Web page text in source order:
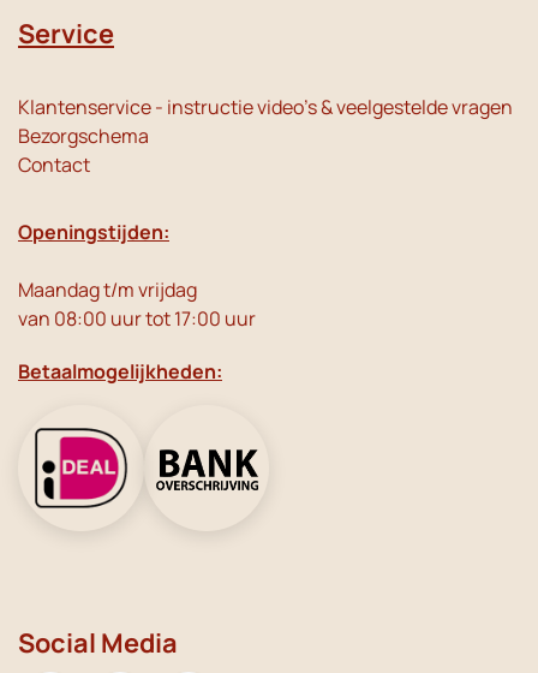
Service
Klantenservice - instructie video's & veelgestelde vragen
Bezorgschema
Contact
Openingstijden:
Maandag t/m vrijdag
van 08:00 uur tot 17:00 uur
Betaalmogelijkheden:
Social Media